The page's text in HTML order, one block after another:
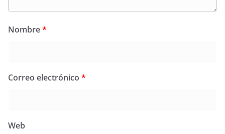
Nombre*
Correo electrónico *
Web